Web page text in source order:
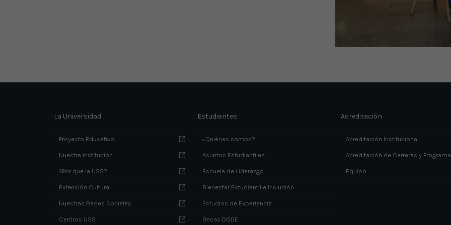
La Universidad
Proyecto Educativo
Nuestra Institución
¿Por qué la USS?
Extensión Cultural
Nuestras Redes Sociales
Centros USS
Estudiantes
¿Quiénes somos?
Asuntos Estudiantiles
Escuela de Liderazgo
Bienestar Estudiantil e Inclusión
Estudios de Experiencia
Becas DGDE
Acreditación
Acreditación Institucional
Acreditación de Carreras y
Equipo